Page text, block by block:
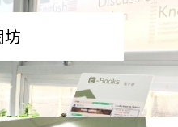
坊